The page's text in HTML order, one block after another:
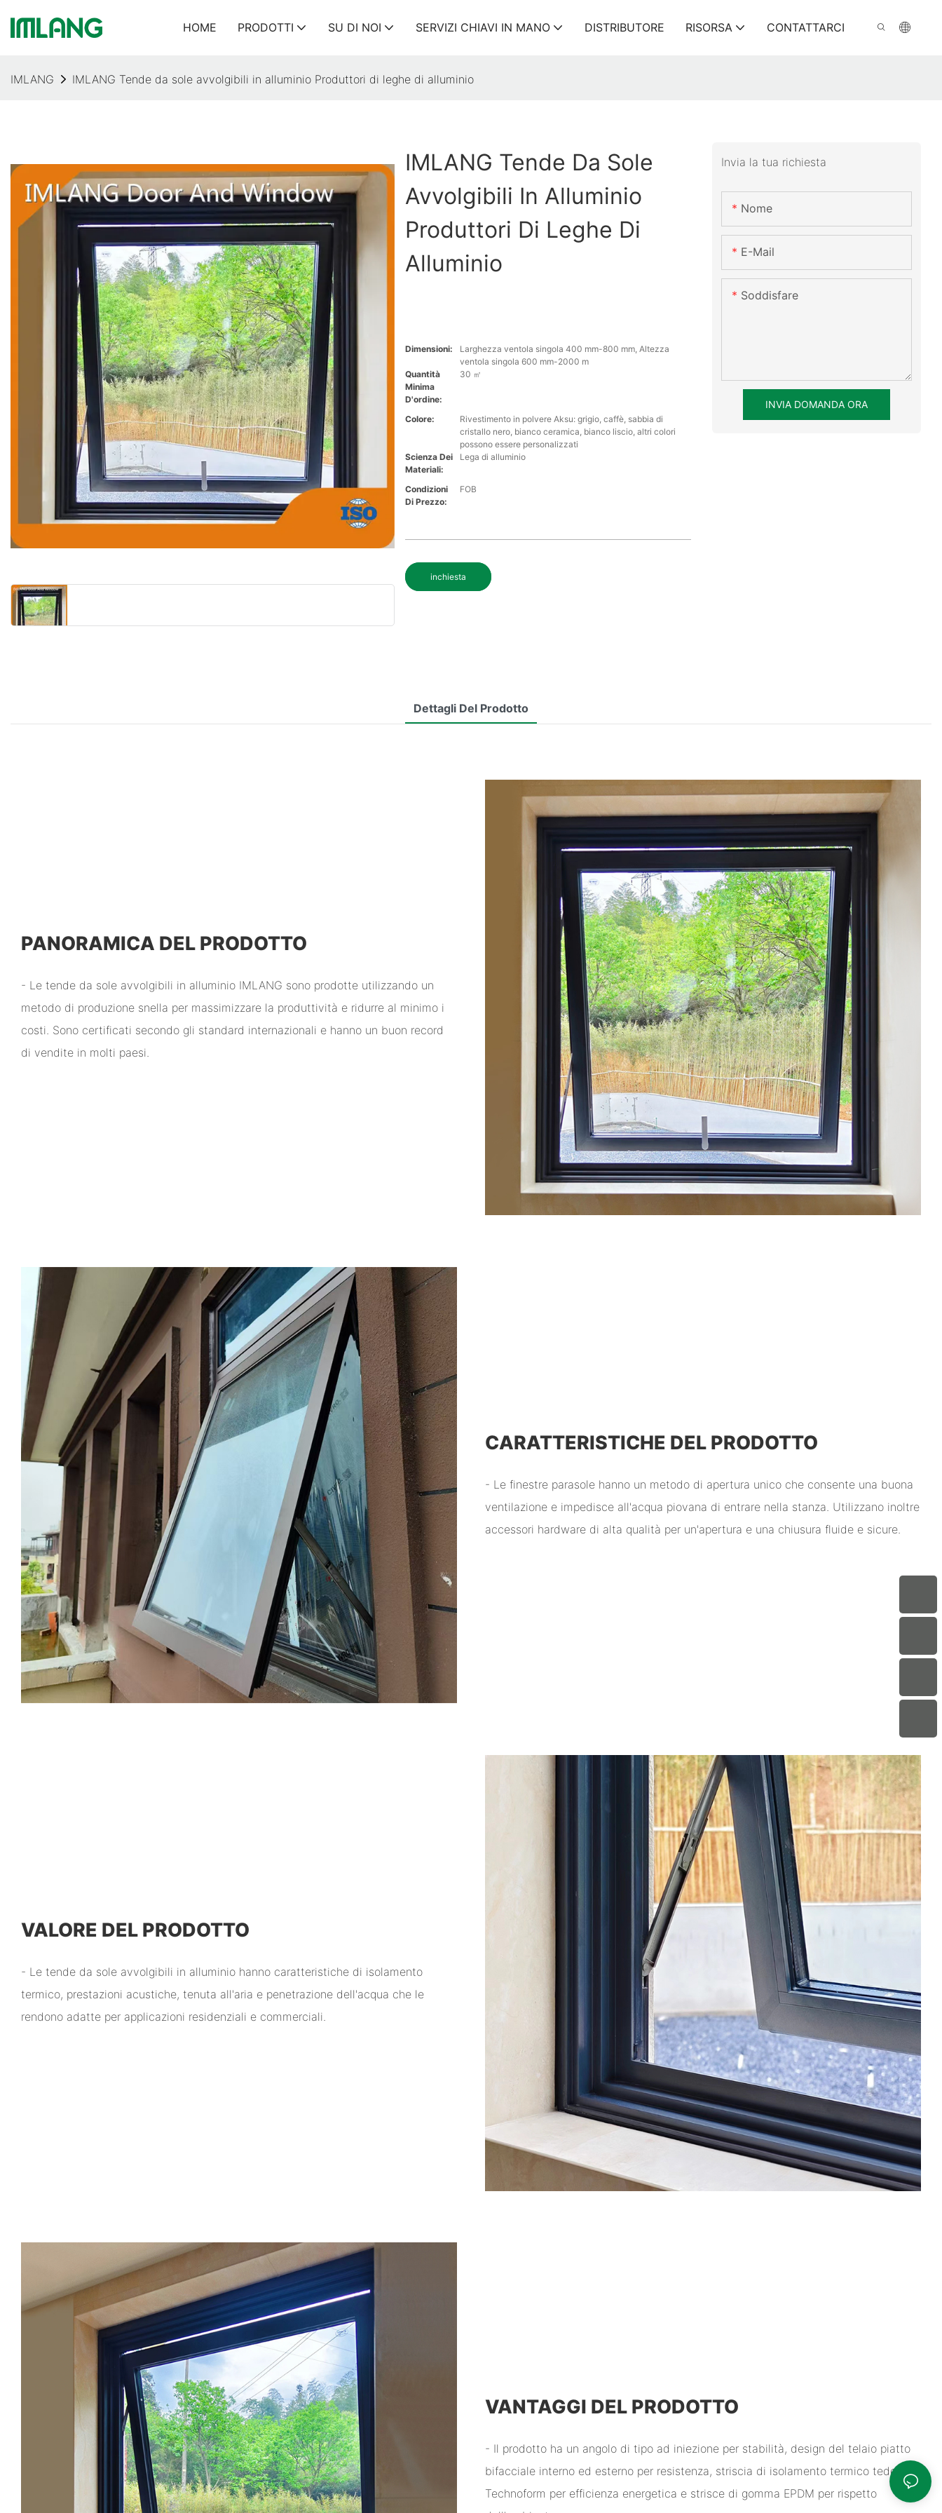
HOME PRODOTTI SU DI NOI SERVIZI CHIAVI IN ​​MANO DISTRIBUTORE RISORSA CONTATTARCI
IMLANG IMLANG Tende da sole avvolgibili in alluminio Produttori di leghe di alluminio
IMLANG Tende Da Sole
Avvolgibili In Alluminio
Produttori Di Leghe Di
Alluminio
Dimensioni:
Larghezza ventola singola 400 mm-800 mm, Altezza
ventola singola 600 mm-2000 m
Quantità
Minima
D'ordine:
30 ㎡
Colore:
Rivestimento in polvere Aksu: grigio, caffè, sabbia di
cristallo nero, bianco ceramica, bianco liscio, altri colori
possono essere personalizzati
Scienza Dei
Materiali:
Lega di alluminio
Condizioni
Di Prezzo:
FOB
inchiesta
Invia la tua richiesta
Nome
E-Mail
Soddisfare
INVIA DOMANDA ORA
Dettagli Del Prodotto
PANORAMICA DEL PRODOTTO
- Le tende da sole avvolgibili in alluminio IMLANG sono prodotte utilizzando un
metodo di produzione snella per massimizzare la produttività e ridurre al minimo i
costi. Sono certificati secondo gli standard internazionali e hanno un buon record
di vendite in molti paesi.
CARATTERISTICHE DEL PRODOTTO
- Le finestre parasole hanno un metodo di apertura unico che consente una buona
ventilazione e impedisce all'acqua piovana di entrare nella stanza. Utilizzano inoltre
accessori hardware di alta qualità per un'apertura e una chiusura fluide e sicure.
VALORE DEL PRODOTTO
- Le tende da sole avvolgibili in alluminio hanno caratteristiche di isolamento
termico, prestazioni acustiche, tenuta all'aria e penetrazione dell'acqua che le
rendono adatte per applicazioni residenziali e commerciali.
VANTAGGI DEL PRODOTTO
- Il prodotto ha un angolo di tipo ad iniezione per stabilità, design del telaio piatto
bifacciale interno ed esterno per resistenza, striscia di isolamento termico tedesca
Technoform per efficienza energetica e strisce di gomma EPDM per rispetto